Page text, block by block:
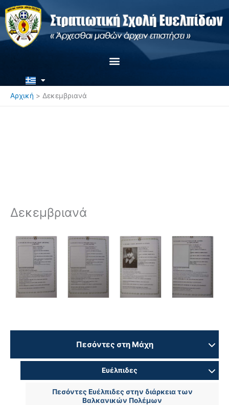
Μετάβαση
στο
περιεχόμενο
Αρχική Δεκεμβριανά
Δεκεμβριανά
Πεσόντες στη Μάχη
Ευέλπιδες
Πεσόντες Ευέλπιδες στην διάρκεια των
Βαλκανικών Πολέμων